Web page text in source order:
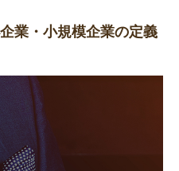
業・小規模企業の定義